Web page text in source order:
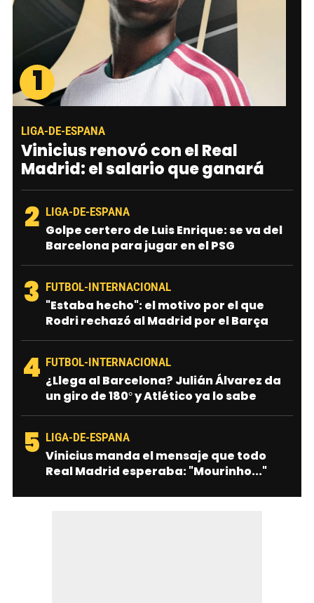
1
LIGA-DE-ESPANA
Vinicius renovó con el Real
Madrid: el salario que ganará
2 LIGA-DE-ESPANA
Golpe certero de Luis Enrique: se va del
Barcelona para jugar en el PSG
3 FUTBOL-INTERNACIONAL
"Estaba hecho": el motivo por el que
Rodri rechazó al Madrid por el Barça
4 FUTBOL-INTERNACIONAL
¿Llega al Barcelona? Julián Álvarez da
un giro de 180° y Atlético ya lo sabe
5 LIGA-DE-ESPANA
Vinicius manda el mensaje que todo
Real Madrid esperaba: "Mourinho..."